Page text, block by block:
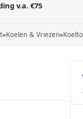
v.a. €75
»Koelen & Vriezen»